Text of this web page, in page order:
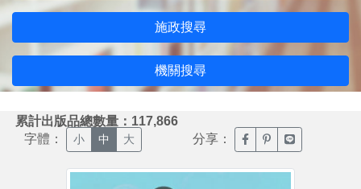
施政搜尋
機關搜尋
累計出版品總數量：117,866
字體： 小 中 大 分享： 臉書分享(另開新視窗)
噗浪分享(另開新
Line分享(另